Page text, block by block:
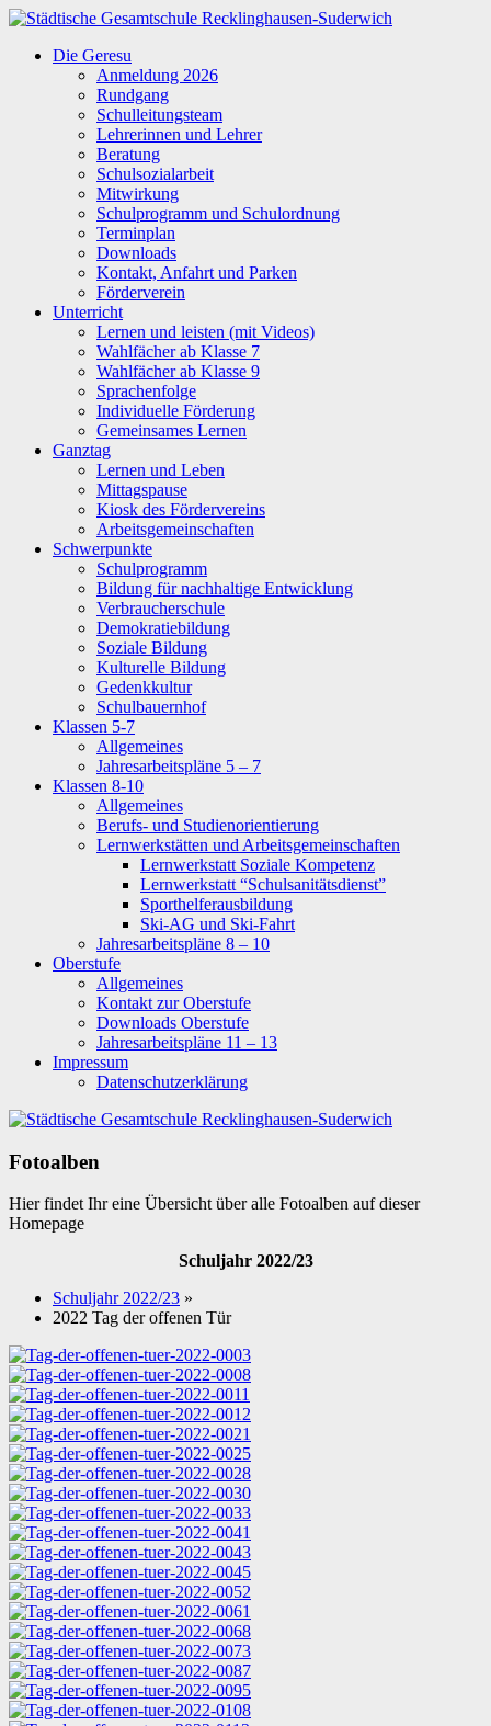
Zum
springen
Städtische
Gesamtschule
Recklinghausen-
Suderwich
Die Geresu
Anmeldung 2026
Rundgang
Schulleitungsteam
Lehrerinnen und Lehrer
Beratung
Schulsozialarbeit
Mitwirkung
Schulprogramm und Schulordnung
Terminplan
Downloads
Kontakt, Anfahrt und Parken
Förderverein
Unterricht
Lernen und leisten (mit Videos)
Wahlfächer ab Klasse 7
Wahlfächer ab Klasse 9
Sprachenfolge
Individuelle Förderung
Gemeinsames Lernen
Ganztag
Lernen und Leben
Mittagspause
Kiosk des Fördervereins
Arbeitsgemeinschaften
Schwerpunkte
Schulprogramm
Bildung für nachhaltige Entwicklung
Verbraucherschule
Demokratiebildung
Soziale Bildung
Kulturelle Bildung
Gedenkkultur
Schulbauernhof
Klassen 5-7
Allgemeines
Jahresarbeitspläne 5 – 7
Klassen 8-10
Allgemeines
Berufs- und Studienorientierung
Lernwerkstätten und Arbeitsgemeinschaften
Lernwerkstatt Soziale Kompetenz
Lernwerkstatt “Schulsanitätsdienst”
Sporthelferausbildung
Ski-AG und Ski-Fahrt
Jahresarbeitspläne 8 – 10
Oberstufe
Allgemeines
Kontakt zur Oberstufe
Downloads Oberstufe
Jahresarbeitspläne 11 – 13
Impressum
Datenschutzerklärung
Fotoalben
Hier findet Ihr eine Übersicht über alle Fotoalben auf dieser
Homepage
Schuljahr 2022/23
Schuljahr 2022/23 »
2022 Tag der offenen Tür